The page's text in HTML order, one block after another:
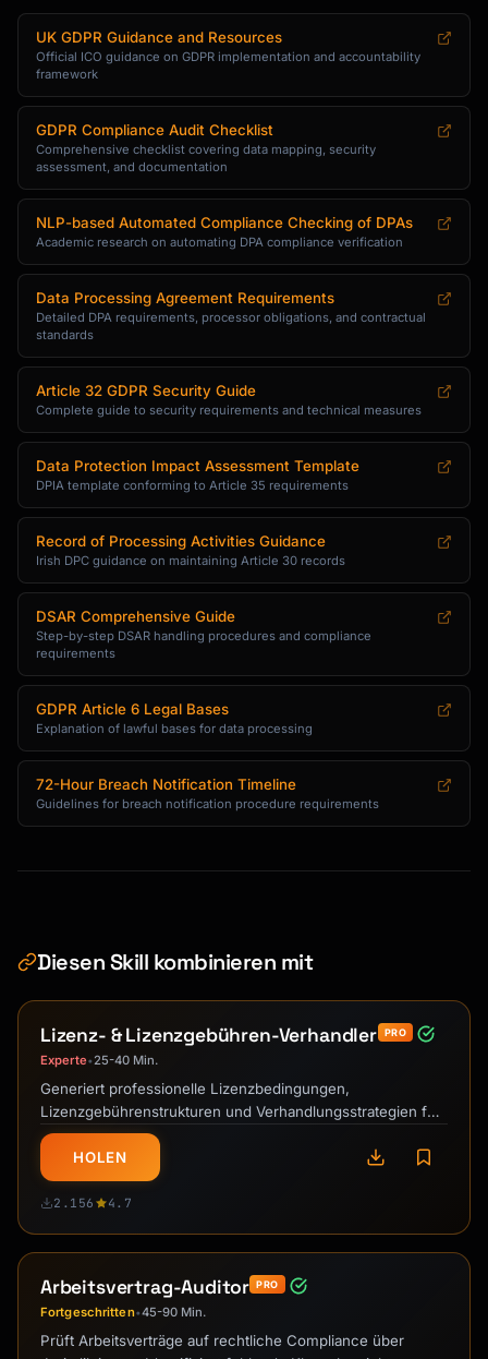
UK GDPR Guidance and Resources
Official ICO guidance on GDPR implementation and accountability
framework
GDPR Compliance Audit Checklist
Comprehensive checklist covering data mapping, security
assessment, and documentation
NLP-based Automated Compliance Checking of DPAs
Academic research on automating DPA compliance verification
Data Processing Agreement Requirements
Detailed DPA requirements, processor obligations, and contractual
standards
Article 32 GDPR Security Guide
Complete guide to security requirements and technical measures
Data Protection Impact Assessment Template
DPIA template conforming to Article 35 requirements
Record of Processing Activities Guidance
Irish DPC guidance on maintaining Article 30 records
DSAR Comprehensive Guide
Step-by-step DSAR handling procedures and compliance
requirements
GDPR Article 6 Legal Bases
Explanation of lawful bases for data processing
72-Hour Breach Notification Timeline
Guidelines for breach notification procedure requirements
Diesen Skill kombinieren mit
Lizenz- & Lizenzgebühren-Verhandler PRO
Experte•25-40 Min.
Generiert professionelle Lizenzbedingungen,
Lizenzgebührenstrukturen und Verhandlungsstrategien für
IP-Deals inklusive Patente, Software, …
HOLEN
2.156 4.7
Arbeitsvertrag-Auditor PRO
Fortgeschritten•45-90 Min.
Prüft Arbeitsverträge auf rechtliche Compliance über